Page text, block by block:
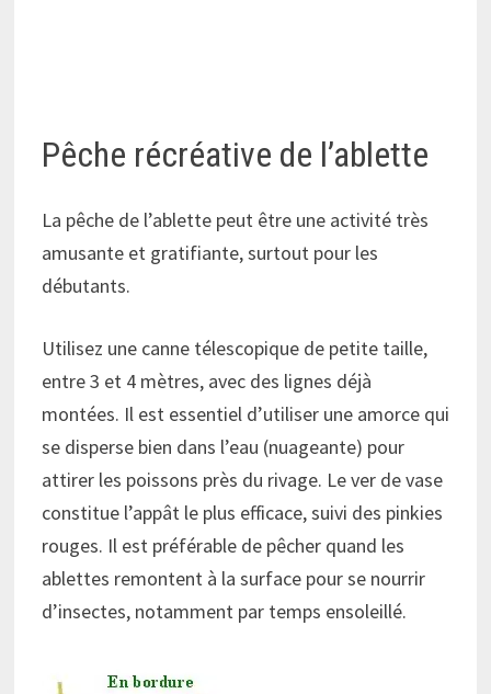
Pêche récréative de l’ablette
La pêche de l’ablette peut être une activité très
amusante et gratifiante, surtout pour les
débutants.
Utilisez une canne télescopique de petite taille,
entre 3 et 4 mètres, avec des lignes déjà
montées. Il est essentiel d’utiliser une amorce qui
se disperse bien dans l’eau (nuageante) pour
attirer les poissons près du rivage. Le ver de vase
constitue l’appât le plus efficace, suivi des pinkies
rouges. Il est préférable de pêcher quand les
ablettes remontent à la surface pour se nourrir
d’insectes, notamment par temps ensoleillé.